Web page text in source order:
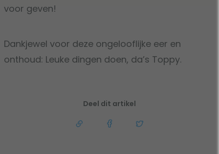
voor geven!
Dankjewel voor deze ongelooflijke eer en
onthoud: Leuke dingen doen, da’s Toppy.
Deel dit artikel